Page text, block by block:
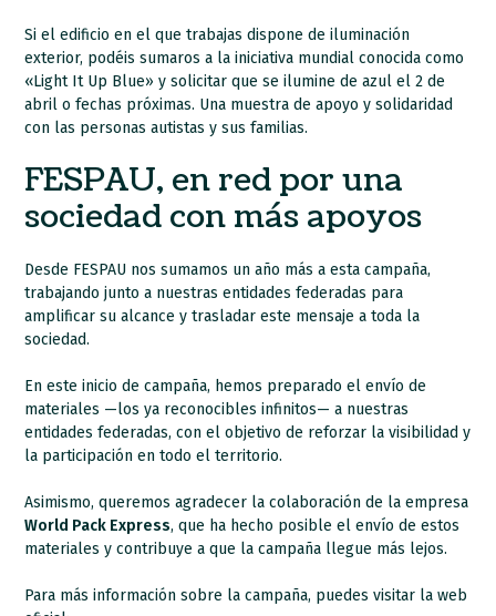
Si el edificio en el que trabajas dispone de iluminación
exterior, podéis sumaros a la iniciativa mundial conocida como
«Light It Up Blue» y solicitar que se ilumine de azul el 2 de
abril o fechas próximas. Una muestra de apoyo y solidaridad
con las personas autistas y sus familias.
FESPAU, en red por una
sociedad con más apoyos
Desde FESPAU nos sumamos un año más a esta campaña,
trabajando junto a nuestras entidades federadas para
amplificar su alcance y trasladar este mensaje a toda la
sociedad.
En este inicio de campaña, hemos preparado el envío de
materiales —los ya reconocibles infinitos— a nuestras
entidades federadas, con el objetivo de reforzar la visibilidad y
la participación en todo el territorio.
Asimismo, queremos agradecer la colaboración de la empresa
World Pack Express, que ha hecho posible el envío de estos
materiales y contribuye a que la campaña llegue más lejos.
Para más información sobre la campaña, puedes visitar la web